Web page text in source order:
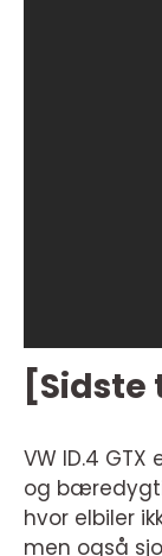
[Sidste
VW ID.4
og
hvor elbiler
men også